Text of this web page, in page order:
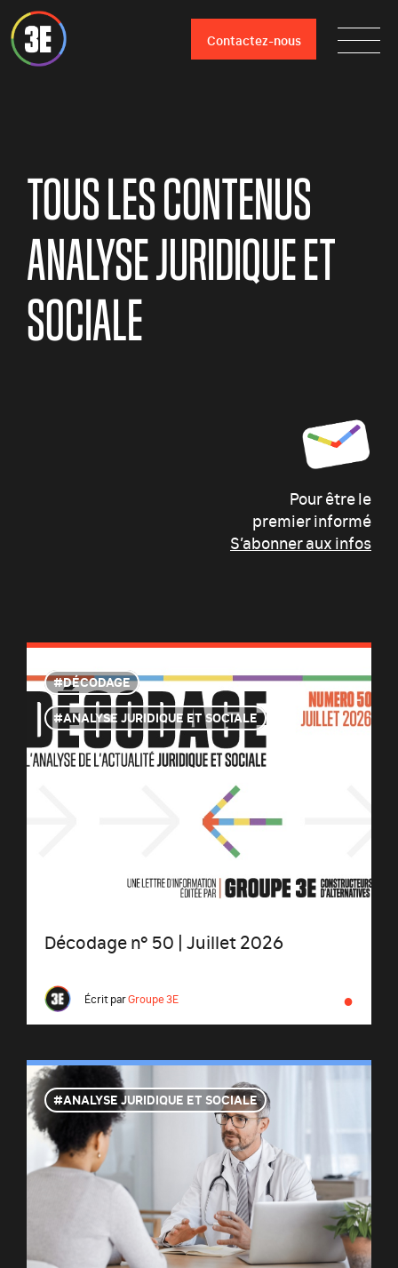
Contactez-nous
TOUS LES CONTENUS
ANALYSE JURIDIQUE ET
SOCIALE
Pour être le
premier informé
S’abonner aux infos
DÉCODAGE
ANALYSE JURIDIQUE ET SOCIALE
Décodage n° 50 | Juillet 2026
Écrit parGroupe 3E ●
ANALYSE JURIDIQUE ET SOCIALE